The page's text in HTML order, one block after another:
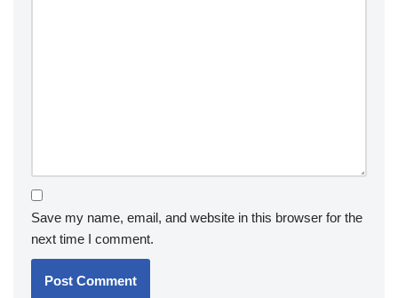
Save my name, email, and website in this browser for the
next time I comment.